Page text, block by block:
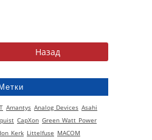
Метки
Amantys Analog Devices Asahi
CapXon Green Watt Power
Kerk Littelfuse MACOM